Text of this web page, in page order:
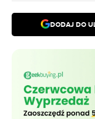
DODAJ DO